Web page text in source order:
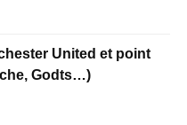
United et point
Godts…)